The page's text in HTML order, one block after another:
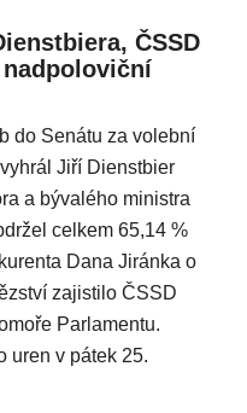
ČSSD
nadpoloviční
do Senátu za volební
Jiří Dienstbier
a bývalého ministra
celkem 65,14 %
Dana Jiránka o
zajistilo ČSSD
Parlamentu.
uren v pátek 25.